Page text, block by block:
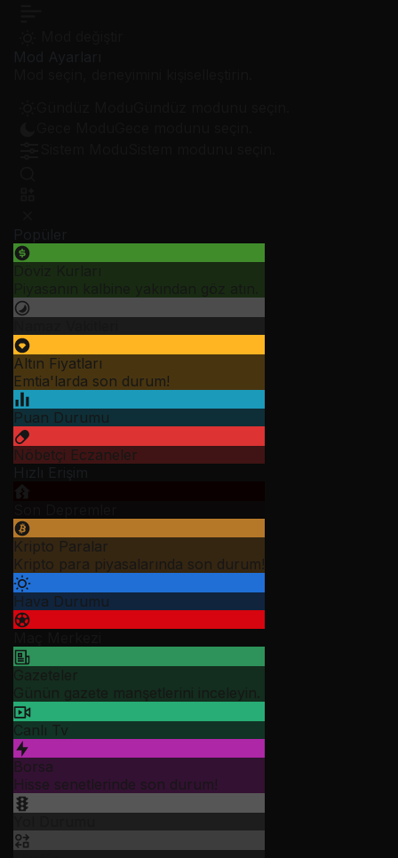
Altın Fiyatları
Emtia'larda son durum!
Puan Durumu
Nöbetçi Eczaneler
Kripto Paralar
Kripto para piyasalarında son durum!
Hava Durumu
Gazeteler
Günün gazete manşetlerini inceleyin.
Canlı Tv
Borsa
Hisse senetlerinde son durum!